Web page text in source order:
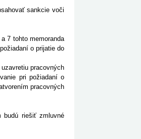
sankcie voči
7 tohto memoranda
o prijatie do
pracovných
pri požiadaní o
pracovných
budú riešiť zmluvné